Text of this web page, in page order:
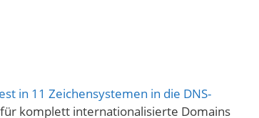
in 11 Zeichensystemen in die DNS-
komplett internationalisierte Domains